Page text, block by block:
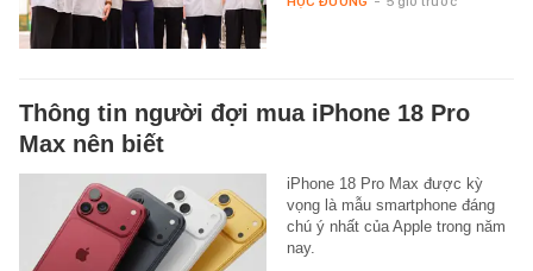
Thông tin người đợi mua iPhone 18 Pro
Max nên biết
iPhone 18 Pro Max được kỳ
vọng là mẫu smartphone đáng
chú ý nhất của Apple trong năm
nay.